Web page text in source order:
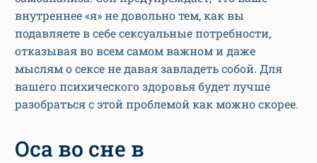
внутреннее «я» не довольно тем, как вы
подавляете в себе сексуальные потребности,
отказывая во всем самом важном и даже
мыслям о сексе не давая завладеть собой. Для
вашего психического здоровья будет лучше
разобраться с этой проблемой как можно скорее.
Оса во сне в